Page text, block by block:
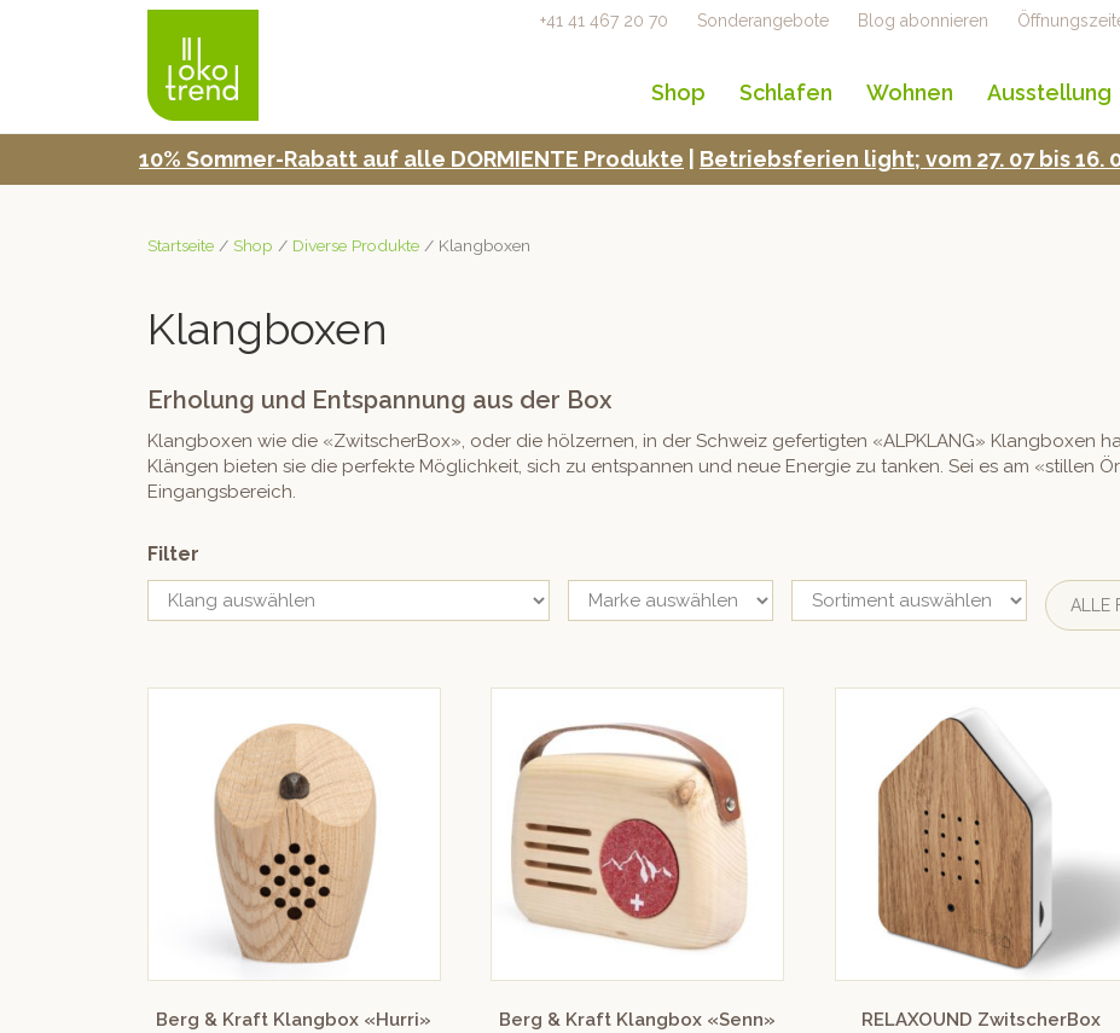
+41 41 467 20 70 Sonderangebote Blog abonnieren
Shop Schlafen Wohnen Ausstellung
10% Som­mer-Rabatt auf alle DORMIENTE Pro­duk­te Betrieb­s­fe­rien light; vom 27. 07 bis
Startseite / Shop / Diverse Produkte / Klangboxen
Klangboxen
Erholung und Entspannung aus der Box
Klang­box­en wie die «Zwitscher­Box», oder die hölz­er­nen, in der Schweiz gefer­tigten «ALPKLANG» Klang­box­en
Klän­gen bieten sie die per­fek­te Möglichkeit, sich zu entspan­nen und neue Energie zu tanken. Sei es am «stillen
Eingangsbereich.
Filter
ALLE
Berg & Kraft Klangbox «Hurri»
Berg & Kraft Klangbox «Senn»
RELAXOUND ZwitscherBox